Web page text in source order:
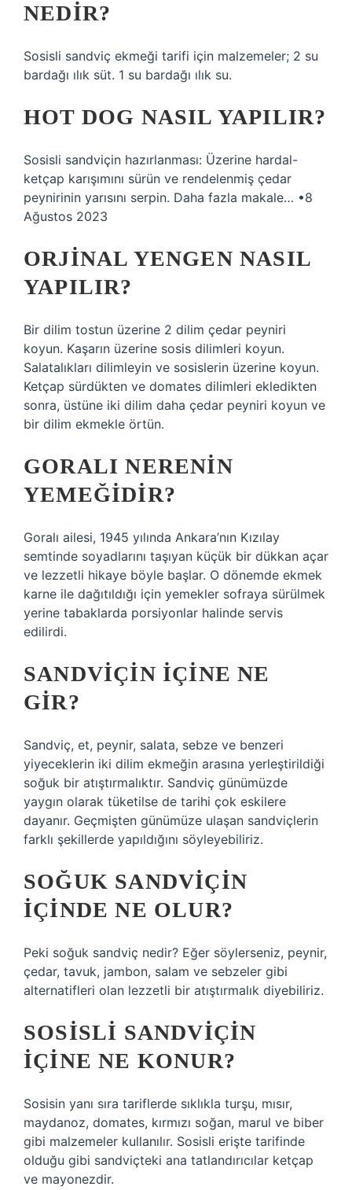
NEDIR?
Sosisli sandviç ekmeği tarifi için malzemeler; 2 su
bardağı ılık süt. 1 su bardağı ılık su.
HOT DOG NASIL YAPILIR?
Sosisli sandviçin hazırlanması: Üzerine hardal-
ketçap karışımını sürün ve rendelenmiş çedar
peynirinin yarısını serpin. Daha fazla makale… •8
Ağustos 2023
ORJINAL YENGEN NASIL
YAPILIR?
Bir dilim tostun üzerine 2 dilim çedar peyniri
koyun. Kaşarın üzerine sosis dilimleri koyun.
Salatalıkları dilimleyin ve sosislerin üzerine koyun.
Ketçap sürdükten ve domates dilimleri ekledikten
sonra, üstüne iki dilim daha çedar peyniri koyun ve
bir dilim ekmekle örtün.
GORALI NERENIN
YEMEĞIDIR?
Goralı ailesi, 1945 yılında Ankara’nın Kızılay
semtinde soyadlarını taşıyan küçük bir dükkan açar
ve lezzetli hikaye böyle başlar. O dönemde ekmek
karne ile dağıtıldığı için yemekler sofraya sürülmek
yerine tabaklarda porsiyonlar halinde servis
edilirdi.
SANDVIÇIN IÇINE NE
GIR?
Sandviç, et, peynir, salata, sebze ve benzeri
yiyeceklerin iki dilim ekmeğin arasına yerleştirildiği
soğuk bir atıştırmalıktır. Sandviç günümüzde
yaygın olarak tüketilse de tarihi çok eskilere
dayanır. Geçmişten günümüze ulaşan sandviçlerin
farklı şekillerde yapıldığını söyleyebiliriz.
SOĞUK SANDVIÇIN
IÇINDE NE OLUR?
Peki soğuk sandviç nedir? Eğer söylerseniz, peynir,
çedar, tavuk, jambon, salam ve sebzeler gibi
alternatifleri olan lezzetli bir atıştırmalık diyebiliriz.
SOSISLI SANDVIÇIN
IÇINE NE KONUR?
Sosisin yanı sıra tariflerde sıklıkla turşu, mısır,
maydanoz, domates, kırmızı soğan, marul ve biber
gibi malzemeler kullanılır. Sosisli erişte tarifinde
olduğu gibi sandviçteki ana tatlandırıcılar ketçap
ve mayonezdir.